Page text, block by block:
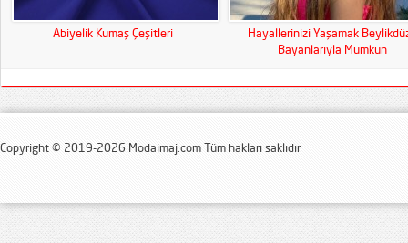
Abiyelik Kumaş Çeşitleri
Hayallerinizi Yaşamak
Bayanlarıyla Mümkün
Copyright © 2019-2026 Modaimaj.com Tüm hakları saklıdır